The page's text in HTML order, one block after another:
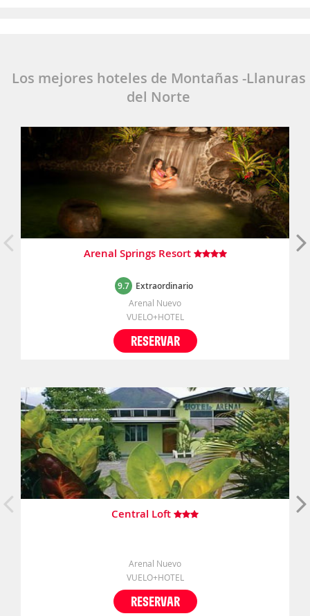
Los mejores hoteles de Montañas -Llanuras
del Norte
Arenal Springs Resort
9.7 Extraordinario
Arenal Nuevo
VUELO+HOTEL
RESERVAR
Central Loft
Arenal Nuevo
VUELO+HOTEL
RESERVAR